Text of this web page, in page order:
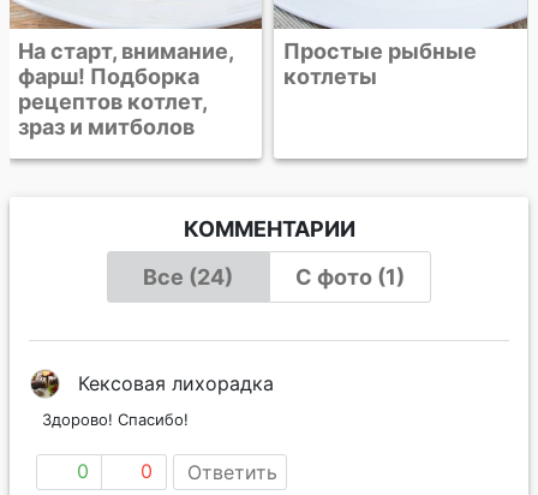
Простые рыбные
котлеты
КОММЕНТАРИИ
Все (24)
С фото (1)
Кексовая лихорадка
Здорово! Спасибо!
0 0 Ответить